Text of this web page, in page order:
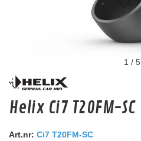
dBVox 12" Galler
12" högtalargaller<br />
Snabblager 1-3 dagar
1 / 5
Helix Ci7 T20FM-SC
Art.nr: Ci7 T20FM-SC